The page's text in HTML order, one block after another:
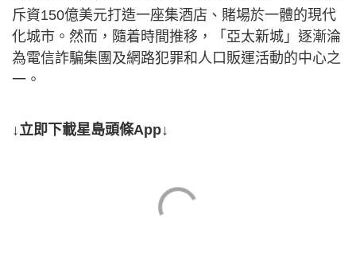
斥資150億美元打造一座集酒店、賭場於一體的現代
化城市。然而，隨着時間推移，「亞太新城」逐漸淪
為電信詐騙集團及網路犯罪和人口販運活動的中心之
一。
↓立即下載星島頭條App↓